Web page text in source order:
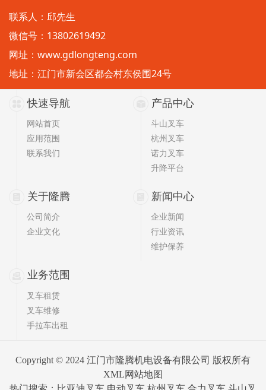
快速导航
网站首页
应用范围
联系我们
产品中心
斗山叉车
杭州叉车
诺力叉车
升降平台
关于隆腾
公司简介
企业文化
新闻中心
企业新闻
行业资讯
维护保养
业务范围
叉车租赁
叉车维修
手拉车出租
Copyright © 2024 江门市隆腾机电设备有限公司 版权所有
XML网站地图
联系人：邱先生
微信号：13802619492
网址： www.gdlongteng.com
地址：江门市新会区都会村东侯围24号